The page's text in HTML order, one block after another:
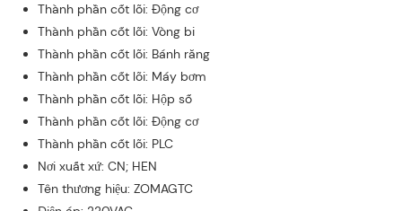
Thành phần cốt lõi: Động cơ
Thành phần cốt lõi: Vòng bi
Thành phần cốt lõi: Bánh răng
Thành phần cốt lõi: Máy bơm
Thành phần cốt lõi: Hộp số
Thành phần cốt lõi: Động cơ
Thành phần cốt lõi: PLC
Nơi xuất xứ: CN; HEN
Tên thương hiệu: ZOMAGTC